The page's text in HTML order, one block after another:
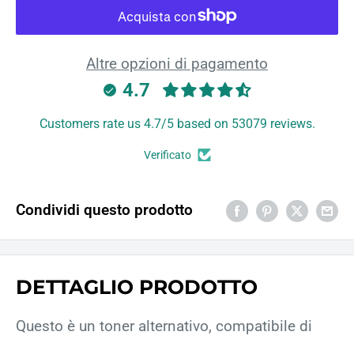
Altre opzioni di pagamento
4.7
Customers rate us 4.7/5 based on 53079 reviews.
Verificato
Condividi questo prodotto
DETTAGLIO PRODOTTO
Questo è un toner alternativo, compatibile di